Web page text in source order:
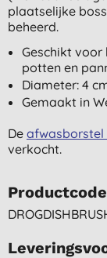
plaatselijke
beheerd.
Geschikt voor
potten en
Diameter: 4
Gemaakt in
De
verkocht.
Productcode